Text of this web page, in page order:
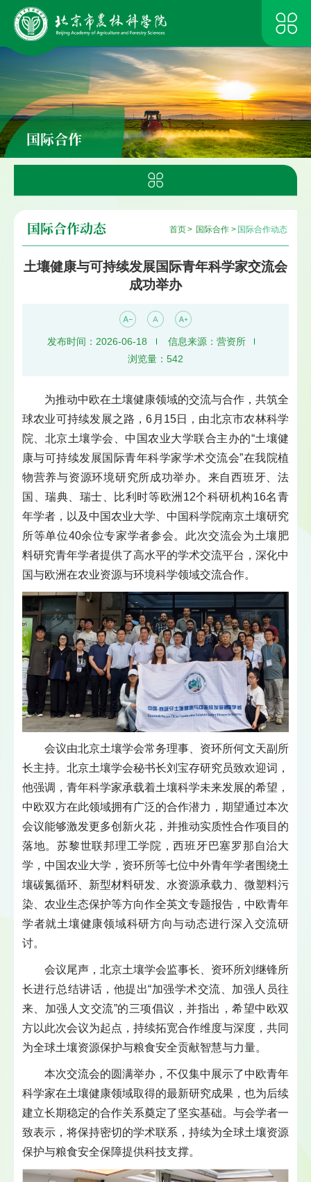
国际合作
首页> 国际合作 > 国际合作动态
国际合作动态
土壤健康与可持续发展国际青年科学家交流会
成功举办
发布时间：2026-06-18
信息来源：营资所
浏览量： 542
为推动中欧在土壤健康领域的交流与合作，共筑全
球农业可持续发展之路，6月15日，由北京市农林科学
院、北京土壤学会、中国农业大学联合主办的“土壤健
康与可持续发展国际青年科学家学术交流会”在我院植
物营养与资源环境研究所成功举办。来自西班牙、法
国、瑞典、瑞士、比利时等欧洲12个科研机构16名青
年学者，以及中国农业大学、中国科学院南京土壤研究
所等单位40余位专家学者参会。此次交流会为土壤肥
料研究青年学者提供了高水平的学术交流平台，深化中
国与欧洲在农业资源与环境科学领域交流合作。
会议由北京土壤学会常务理事、资环所何文天副所
长主持。北京土壤学会秘书长刘宝存研究员致欢迎词，
他强调，青年科学家承载着土壤科学未来发展的希望，
中欧双方在此领域拥有广泛的合作潜力，期望通过本次
会议能够激发更多创新火花，并推动实质性合作项目的
落地。苏黎世联邦理工学院，西班牙巴塞罗那自治大
学，中国农业大学，资环所等七位中外青年学者围绕土
壤碳氮循环、新型材料研发、水资源承载力、微塑料污
染、农业生态保护等方向作全英文专题报告，中欧青年
学者就土壤健康领域科研方向与动态进行深入交流研
讨。
会议尾声，北京土壤学会监事长、资环所刘继锋所
长进行总结讲话，他提出“加强学术交流、加强人员往
来、加强人文交流”的三项倡议，并指出，希望中欧双
方以此次会议为起点，持续拓宽合作维度与深度，共同
为全球土壤资源保护与粮食安全贡献智慧与力量。
本次交流会的圆满举办，不仅集中展示了中欧青年
科学家在土壤健康领域取得的最新研究成果，也为后续
建立长期稳定的合作关系奠定了坚实基础。与会学者一
致表示，将保持密切的学术联系，持续为全球土壤资源
保护与粮食安全保障提供科技支撑。